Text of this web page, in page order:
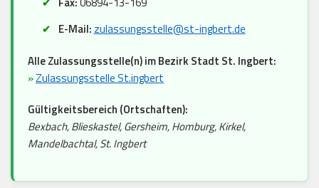
E-Mail: zulassungsstelle@st-ingbert.de
Alle Zulassungsstelle(n) im Bezirk Stadt St. Ingbert:
»Zulassungsstelle St.ingbert
Gültigkeitsbereich (Ortschaften):
Bexbach, Blieskastel, Gersheim, Homburg, Kirkel,
Mandelbachtal, St. Ingbert